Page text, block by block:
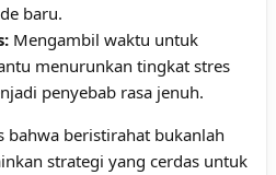
baru.
Mengambil waktu untuk
menurunkan tingkat stres
penyebab rasa jenuh.
bahwa beristirahat bukanlah
strategi yang cerdas untuk